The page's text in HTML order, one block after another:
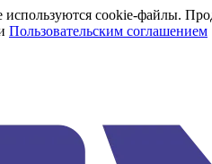
cookie-файлы.
Пользовательским соглашением